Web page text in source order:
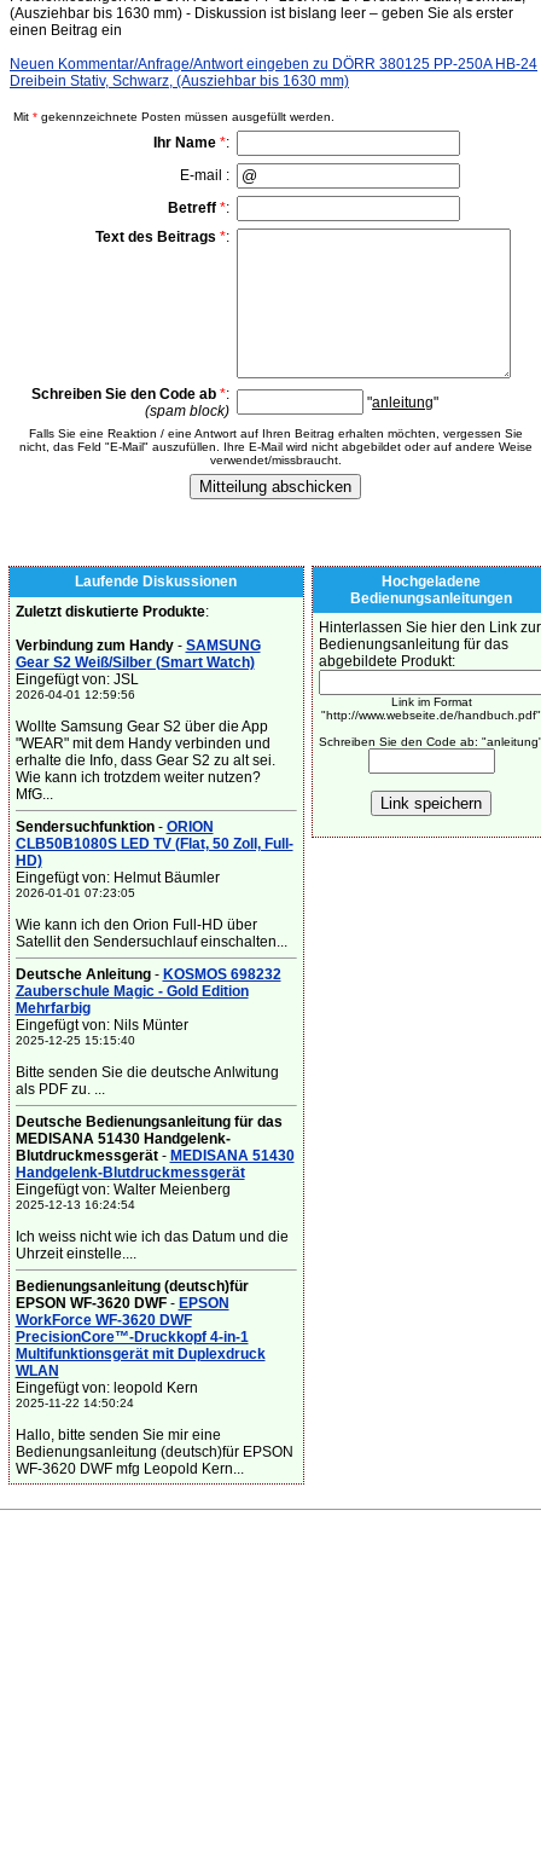
(Ausziehbar bis 1630 mm) - Diskussion ist bislang leer – geben Sie als erster
einen Beitrag ein
Neuen Kommentar/Anfrage/Antwort eingeben zu DÖRR 380125 PP-250A HB-24
Dreibein Stativ, Schwarz, (Ausziehbar bis 1630 mm)
Mit * gekennzeichnete Posten müssen ausgefüllt werden.
Ihr Name *:
E-mail :
Betreff *:
Text des Beitrags *:
Schreiben Sie den Code ab *:
(spam block)
"anleitung"
Falls Sie eine Reaktion / eine Antwort auf Ihren Beitrag erhalten möchten, vergessen Sie
nicht, das Feld "E-Mail" auszufüllen. Ihre E-Mail wird nicht abgebildet oder auf andere Weise
verwendet/missbraucht.
Laufende Diskussionen
Zuletzt diskutierte Produkte:
Verbindung zum Handy- SAMSUNG
Gear S2 Weiß/Silber (Smart Watch)
Eingefügt von: JSL
2026-04-01 12:59:56
Wollte Samsung Gear S2 über die App
"WEAR" mit dem Handy verbinden und
erhalte die Info, dass Gear S2 zu alt sei.
Wie kann ich trotzdem weiter nutzen?
MfG...
Sendersuchfunktion- ORION
CLB50B1080S LED TV (Flat, 50 Zoll, Full-
HD)
Eingefügt von: Helmut Bäumler
2026-01-01 07:23:05
Wie kann ich den Orion Full-HD über
Satellit den Sendersuchlauf einschalten...
Deutsche Anleitung- KOSMOS 698232
Zauberschule Magic - Gold Edition
Mehrfarbig
Eingefügt von: Nils Münter
2025-12-25 15:15:40
Bitte senden Sie die deutsche Anlwitung
als PDF zu. ...
Deutsche Bedienungsanleitung für das
MEDISANA 51430 Handgelenk-
Blutdruckmessgerät- MEDISANA 51430
Handgelenk-Blutdruckmessgerät
Eingefügt von: Walter Meienberg
2025-12-13 16:24:54
Ich weiss nicht wie ich das Datum und die
Uhrzeit einstelle....
Bedienungsanleitung (deutsch)für
EPSON WF-3620 DWF- EPSON
WorkForce WF-3620 DWF
PrecisionCore™-Druckkopf 4-in-1
Multifunktionsgerät mit Duplexdruck
WLAN
Eingefügt von: leopold Kern
2025-11-22 14:50:24
Hallo, bitte senden Sie mir eine
Bedienungsanleitung (deutsch)für EPSON
WF-3620 DWF mfg Leopold Kern...
Hochgeladene
Bedienungsanleitungen
Hinterlassen Sie hier den Link zur
Bedienungsanleitung für das
abgebildete Produkt:
Link im Format
"http://www.webseite.de/handbuch.pdf"
Schreiben Sie den Code ab: